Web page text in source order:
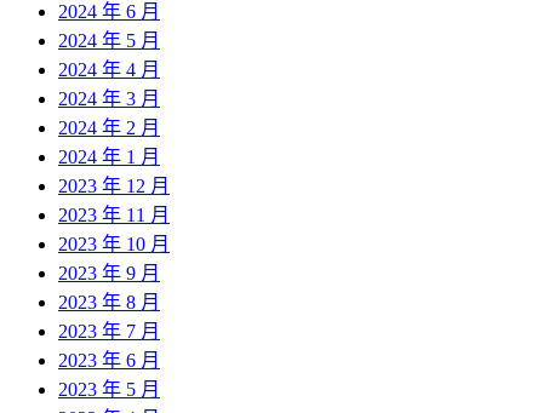
2024 年 6 月
2024 年 5 月
2024 年 4 月
2024 年 3 月
2024 年 2 月
2024 年 1 月
2023 年 12 月
2023 年 11 月
2023 年 10 月
2023 年 9 月
2023 年 8 月
2023 年 7 月
2023 年 6 月
2023 年 5 月